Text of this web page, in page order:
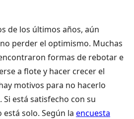
de los últimos años, aún
perder el optimismo. Muchas
formas de rebotar e
a flote y hacer crecer el
motivos para no hacerlo
está satisfecho con su
solo. Según la encuesta